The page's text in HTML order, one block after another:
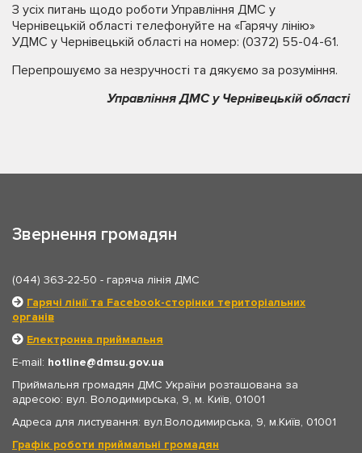
З усіх питань щодо роботи Управління ДМС у
Чернівецькій області телефонуйте на «Гарячу лінію»
УДМС у Чернівецькій області на номер: (0372) 55-04-61.
Перепрошуємо за незручності та дякуємо за розуміння.
Управління ДМС у Чернівецькій області
Звернення громадян
(044) 363-22-50 - гаряча лінія ДМС
Гарячі лінії та Facebook-сторінки територіальних
органів
Електронна приймальня
E-mail: hotline
dmsu.gov.ua
Приймальня громадян ДМС України розташована за
адресою: вул. Володимирська, 9, м. Київ, 01001
Адреса для листування: вул.Володимирська, 9, м.Київ, 01001
Графік роботи приймальні громадян